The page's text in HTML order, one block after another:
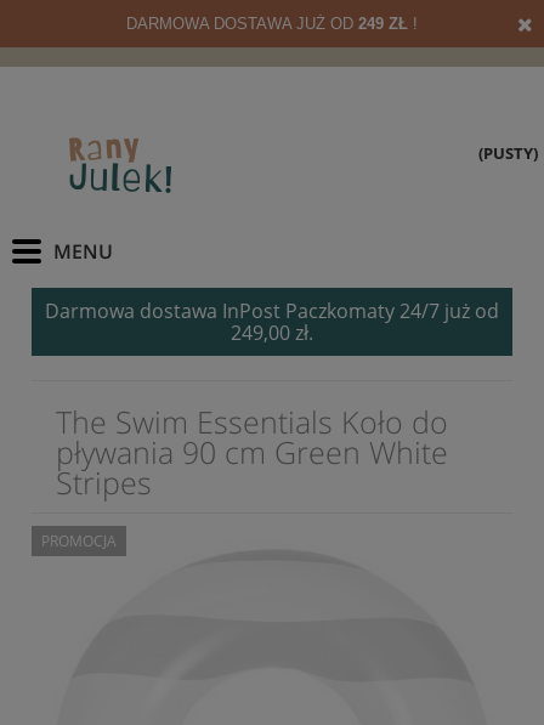
DARMOWA DOSTAWA JUŻ OD 249 ZŁ !
(PUSTY)
Darmowa dostawa InPost Paczkomaty 24/7 już od
249,00 zł.
The Swim Essentials Koło do
pływania 90 cm Green White
Stripes
PROMOCJA